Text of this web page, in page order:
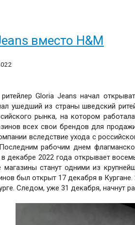
вместо H&M
ритейлер Gloria Jeans начал
ушедший из страны шведский
рынка, на котором
всех свои брендов для
вследствие ухода с
рабочим днем
декабре 2022 года открывает
магазины станут одними из
был открыт 17 декабря в
Следом, уже 31 декабря, начнут